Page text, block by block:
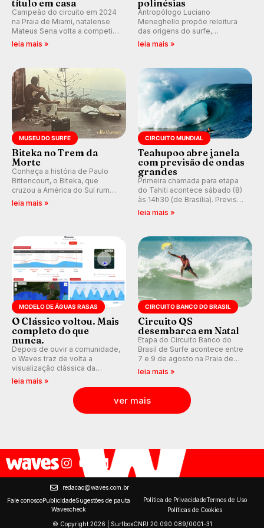
título em casa
Campeão do circuito em 2024
na Praia de Miami, natalense
Mateus Sena volta a competir
em casa em busca de manter a
leia mais »
polinésias
Antropólogo Luciano
Meneghello propõe releitura
das origens do surfe,
resgatando a cultura polinésia
prática em esporte e indústria.
leia mais »
MUSEU DO SURFE
Biteka no Trem da
Morte
Conheça a história de Paulo
Bittencourt, o Biteka, que
cruzou a América do Sul rumo
ao Pacífico em uma jornada
leia mais »
CIRCUITO MUNDIAL
Teahupoo abre janela
com previsão de ondas
grandes
Primeira chamada para etapa
do Tahiti acontece sábado (8)
às 14h30 (de Brasília). Previsão
indica swell consistente.
Kelly Slater convidado.
leia mais »
MODELO DE ÁGUAS RASAS
O Clássico voltou. Mais
completo do que
nunca.
Depois de ouvir a comunidade,
o Waves traz de volta a
visualização clássica da
previsão de águas rasas,
agora integrada à nova
plataforma e com previsão das
ondas para até 16 dias.
leia mais »
CIRCUITO BANCO DO BRASIL
Circuito QS
desembarca em Natal
Etapa do Circuito Banco do
Brasil de Surfe acontece entre
7 e 9 de agosto na Praia de
Miami (RN), em disputas
(QS) 4.000 e pela corrida por
vagas no Challenger Series.
leia mais »
ver mais
redacao@waves.com.br
Fale conoscoPublicidadeSugestões de pauta
Wavescheck
Política de PrivacidadeTermos de Uso
Políticas de Cookies
© Copyright 2026 | SurfboxCNPJ 20.090.089/0001-31